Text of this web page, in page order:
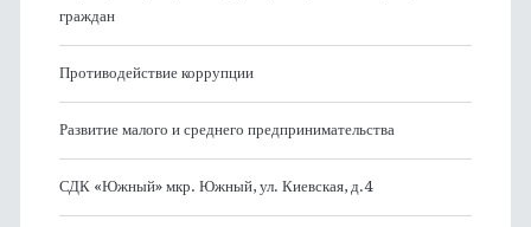
граждан
Противодействие коррупции
Развитие малого и среднего предпринимательства
СДК «Южный» мкр. Южный, ул. Киевская, д.4